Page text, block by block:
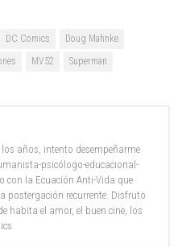
DC Comics
Doug Mahnke
MV52 Superman
años, intento desempeñarme
psicólogo-educacional-
con la Ecuación Anti-Vida que
postergación recurrente. Disfruto
habita el amor, el buen cine, los